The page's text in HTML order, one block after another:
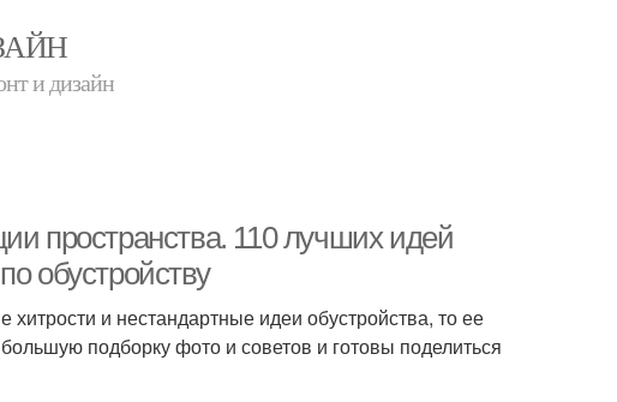
и дизайн
пространства. 110 лучших идей
обустройству
и нестандартные идеи обустройства, то ее
подборку фото и советов и готовы поделиться